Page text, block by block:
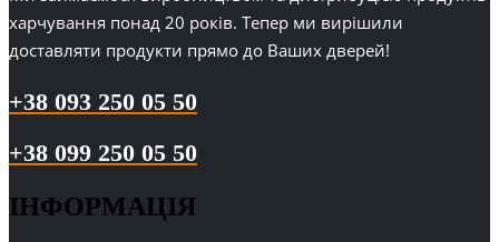
харчування понад 20 років. Тепер ми вирішили
доставляти продукти прямо до Ваших дверей!
+38 093 250 05 50
+38 099 250 05 50
ІНФОРМАЦІЯ